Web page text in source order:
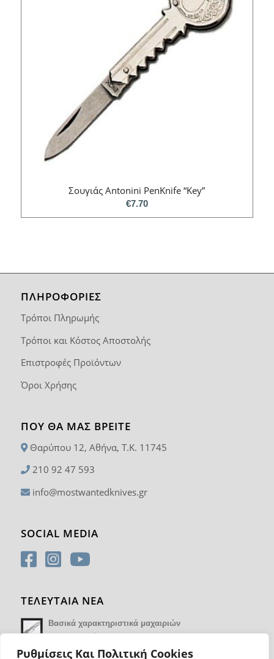
Ρυθμίσεις Και Πολιτική Cookies
Σουγιάς Antonini PenKnife “Key”
€7.70
ΠΛΗΡΟΦΟΡΙΕΣ
Τρόποι Πληρωμής
Τρόποι και Κόστος Αποστολής
Επιστροφές Προϊόντων
Όροι Χρήσης
ΠΟΥ ΘΑ ΜΑΣ ΒΡΕΊΤΕ
Θαρύπου 12, Αθήνα, T.K. 11745
210 92 47 593
info@mostwantedknives.gr
SOCIAL MEDIA
ΤΕΛΕΥΤΑΙΑ ΝΕΑ
Βασικά χαρακτηριστικά μαχαιριών
14 Φεβρουαρίου 2018 - 17:21